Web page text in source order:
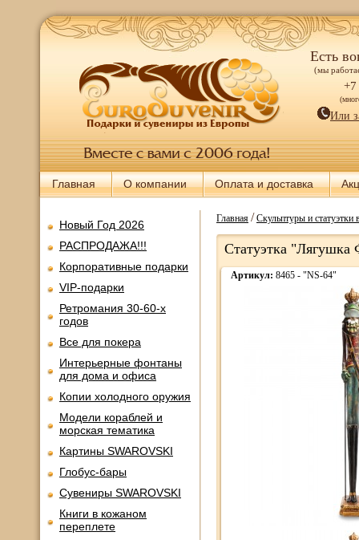
Есть
(мы
+7
Или
Главная О компании Оплата и доставка
Новый Год 2026
РАСПРОДАЖА!!!
Корпоративные подарки
VIP-подарки
Ретромания 30-60-х
годов
Все для покера
Интерьерные фонтаны
для дома и офиса
Копии холодного оружия
Модели кораблей и
морская тематика
Картины SWAROVSKI
Глобус-бары
Сувениры SWAROVSKI
Книги в кожаном
переплете
Главная/Скульптуры и статуэтки
Статуэтка "Лягушка
Артикул: 8465 - "NS-64"